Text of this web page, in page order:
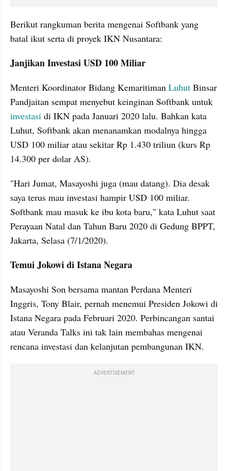
Berikut rangkuman berita mengenai Softbank yang
batal ikut serta di proyek IKN Nusantara:
Janjikan Investasi USD 100 Miliar
Menteri Koordinator Bidang Kemaritiman Luhut Binsar
investasi di IKN pada Januari 2020 lalu. Bahkan kata
Luhut, Softbank akan menanamkan modalnya hingga
USD 100 miliar atau sekitar Rp 1.430 triliun (kurs Rp
14.300 per dolar AS).
"Hari Jumat, Masayoshi juga (mau datang). Dia desak
saya terus mau investasi hampir USD 100 miliar.
Softbank mau masuk ke ibu kota baru," kata Luhut saat
Perayaan Natal dan Tahun Baru 2020 di Gedung BPPT,
Jakarta, Selasa (7/1/2020).
Temui Jokowi di Istana Negara
Masayoshi Son bersama mantan Perdana Menteri
Inggris, Tony Blair, pernah menemui Presiden Jokowi di
Istana Negara pada Februari 2020. Perbincangan santai
atau Veranda Talks ini tak lain membahas mengenai
rencana investasi dan kelanjutan pembangunan IKN.
ADVERTISEMENT